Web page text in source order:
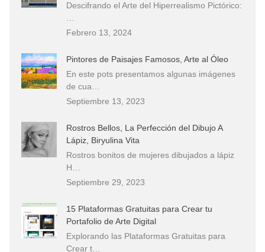
Descifrando el Arte del Hiperrealismo Pictórico:
…
Febrero 13, 2024
Pintores de Paisajes Famosos, Arte al Óleo
En este pots presentamos algunas imágenes
de cua…
Septiembre 13, 2023
Rostros Bellos, La Perfección del Dibujo A
Lápiz, Biryulina Vita
Rostros bonitos de mujeres dibujados a lápiz
H…
Septiembre 29, 2023
15 Plataformas Gratuitas para Crear tu
Portafolio de Arte Digital
Explorando las Plataformas Gratuitas para
Crear t…